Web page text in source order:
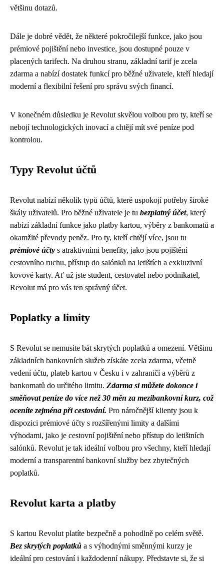
většinu dotazů.
Dále je dobré vědět, že některé pokročilejší funkce, jako jsou
prémiové pojištění nebo investice, jsou dostupné pouze v
placených tarifech. Na druhou stranu, základní tarif je zcela
zdarma a nabízí dostatek funkcí pro běžné uživatele, kteří hledají
moderní a flexibilní řešení pro správu svých financí.
V konečném důsledku je Revolut skvělou volbou pro ty, kteří se
nebojí technologických inovací a chtějí mít své peníze pod
kontrolou.
Typy Revolut účtů
Revolut nabízí několik typů účtů, které uspokojí potřeby široké
škály uživatelů. Pro běžné uživatele je tu bezplatný účet, který
nabízí základní funkce jako platby kartou, výběry z bankomatů a
okamžité převody peněz. Pro ty, kteří chtějí více, jsou tu
prémiové účty s atraktivními benefity, jako jsou pojištění
cestovního ruchu, přístup do salónků na letištích a exkluzivní
kovové karty. Ať už jste student, cestovatel nebo podnikatel,
Revolut má pro vás ten správný účet.
Poplatky a limity
S Revolut se nemusíte bát skrytých poplatků a omezení. Většinu
základních bankovních služeb získáte zcela zdarma, včetně
vedení účtu, plateb kartou v Česku i v zahraničí a výběrů z
bankomatů do určitého limitu. Zdarma si můžete dokonce i
směňovat peníze do více než 30 měn za mezibankovní kurz, což
oceníte zejména při cestování. Pro náročnější klienty jsou k
dispozici prémiové účty s rozšířenými limity a dalšími
výhodami, jako je cestovní pojištění nebo přístup do letištních
salónků. Revolut je tak ideální volbou pro všechny, kteří hledají
moderní a transparentní bankovní služby bez zbytečných
poplatků.
Revolut karta a platby
S kartou Revolut platíte bezpečně a pohodlně po celém světě.
Bez skrytých poplatků a s výhodnými směnnými kurzy je
ideální pro cestování i každodenní nákupy. Představte si, že si